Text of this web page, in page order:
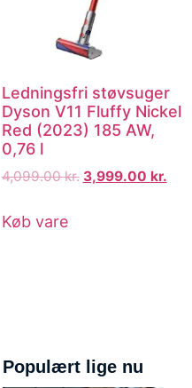
Ledningsfri støvsuger
Dyson V11 Fluffy Nickel
Red (2023) 185 AW,
0,76 l
4,099.00kr. 3,999.00 kr.
Køb vare
Populært lige nu